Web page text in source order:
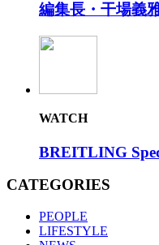
編集長・干場義
WATCH
BREITLING
CATEGORIES
PEOPLE
LIFESTYLE